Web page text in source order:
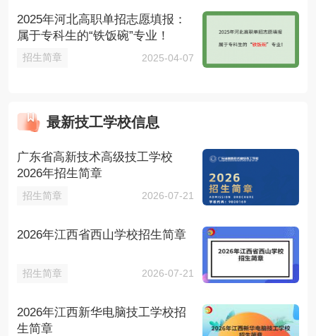
2025年河北高职单招志愿填报：
属于专科生的“铁饭碗”专业！
招生简章 2025-04-07
最新技工学校信息
广东省高新技术高级技工学校
2026年招生简章
招生简章 2026-07-21
2026年江西省西山学校招生简章
招生简章 2026-07-21
2026年江西新华电脑技工学校招
生简章